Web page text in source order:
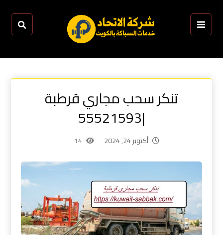
تنكر سحب مجاري قرطبة
|55521593
أكتوبر 24, 2024 14